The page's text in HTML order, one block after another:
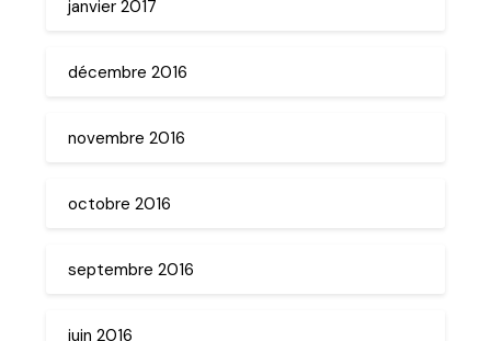
janvier 2017
décembre 2016
novembre 2016
octobre 2016
septembre 2016
juin 2016